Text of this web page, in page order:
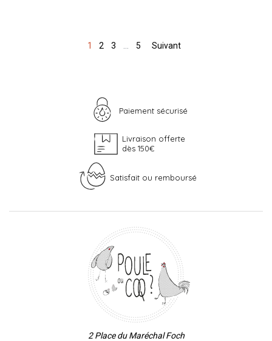
1 2 3 5 Suivant
Paiement sécurisé
Livraison offerte
dès 150€
Satisfait ou remboursé
2 Place du Maréchal Foch